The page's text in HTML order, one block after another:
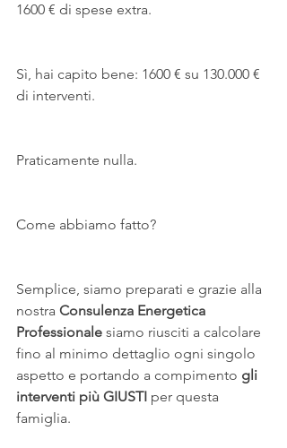
1600 € di spese extra.
Sì, hai capito bene: 1600 € su 130.000 €
di interventi.
Praticamente nulla.
Come abbiamo fatto?
Semplice, siamo preparati e grazie alla
nostra Consulenza Energetica
Professionale siamo riusciti a calcolare
fino al minimo dettaglio ogni singolo
aspetto e portando a compimento gli
interventi più GIUSTI per questa
famiglia.